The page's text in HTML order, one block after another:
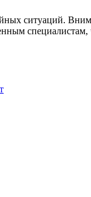
ситуаций.